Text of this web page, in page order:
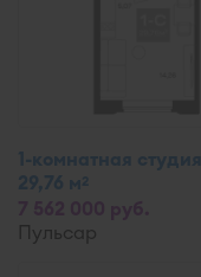
1-комнатная студия
29,76 м2
Пульсар